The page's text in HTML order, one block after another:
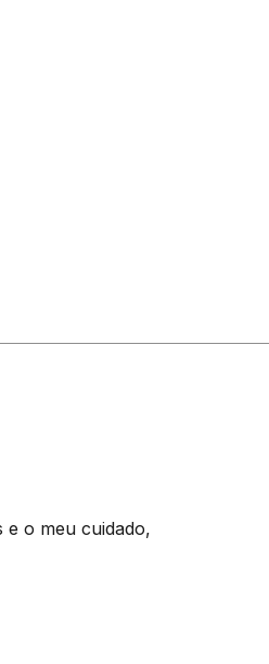
e o meu cuidado,